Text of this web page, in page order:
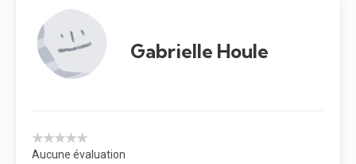
Gabrielle Houle
★★★★★
Aucune évaluation